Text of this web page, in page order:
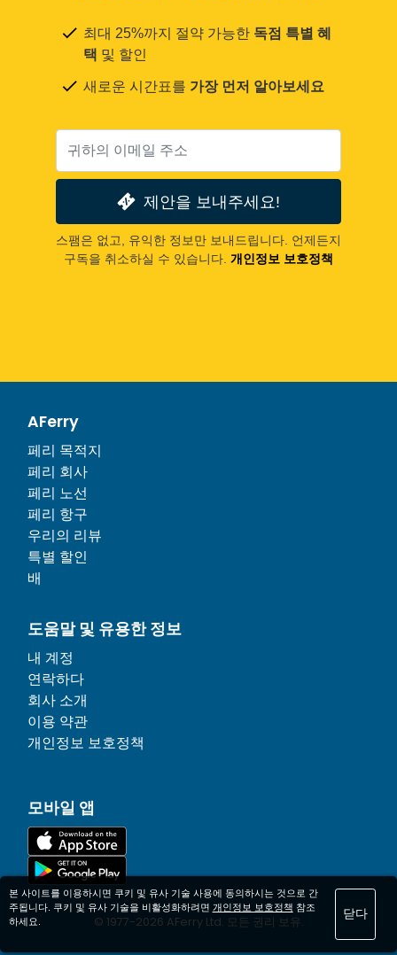
최대 25%까지 절약 가능한 독점 특별 혜
택 및 할인
새로운 시간표를 가장 먼저 알아보세요
제안을 보내주세요!
스팸은 없고, 유익한 정보만 보내드립니다. 언제든지
구독을 취소하실 수 있습니다. 개인정보 보호정책
AFerry
페리 목적지
페리 회사
페리 노선
페리 항구
우리의 리뷰
특별 할인
배
도움말 및 유용한 정보
내 계정
연락하다
회사 소개
이용 약관
개인정보 보호정책
모바일 앱
© 1977-2026 AFerry Ltd. 모든 권리 보유.
본 사이트를 이용하시면 쿠키 및 유사 기술 사용에 동의하시는 것으로 간
주됩니다. 쿠키 및 유사 기술을 비활성화하려면 개인정보 보호정책 참조
하세요.
닫다